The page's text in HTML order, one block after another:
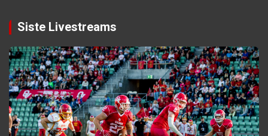
Siste Livestreams